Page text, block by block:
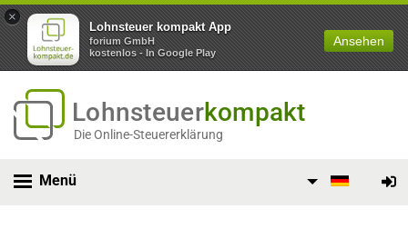
×
Lohnsteuer kompakt App
forium GmbH
kostenlos - In Google Play
Ansehen
Lohnsteuerkompakt
Die Online-Steuererklärung
Menü